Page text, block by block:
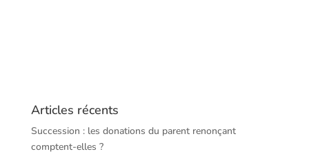
Articles récents
Succession : les donations du parent renonçant
comptent-elles ?